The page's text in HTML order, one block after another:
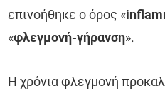
επινοήθηκε ο όρος «
«φλεγμονή-γήρανση».
Η χρόνια φλεγμονή